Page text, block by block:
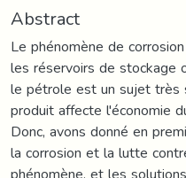
Abstract
Le phénomène de
les réservoirs de stockage
le pétrole est un sujet très
produit affecte l'économie
Donc, avons donné en
la corrosion et la lutte